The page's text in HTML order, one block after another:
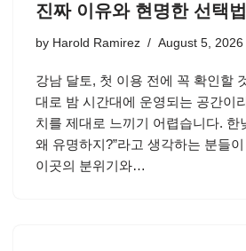
진짜 이유와 현명한 선택법
by Harold Ramirez August 5, 2026
강남 달토, 첫 이용 전에 꼭 확인할
대로 밤 시간대에 운영되는 공간이
치를 제대로 느끼기 어렵습니다. 한
왜 유명하지?”라고 생각하는 분들
이곳의 분위기와…